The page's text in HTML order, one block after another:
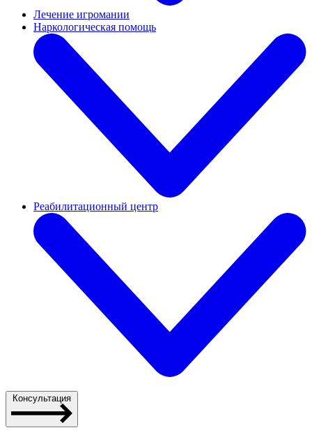
Лечение игромании
Наркологическая помощь
Реабилитационный центр
Консультация